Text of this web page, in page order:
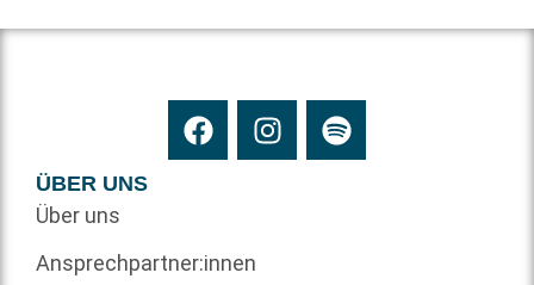
ÜBER UNS
Über uns
Ansprechpartner:innen